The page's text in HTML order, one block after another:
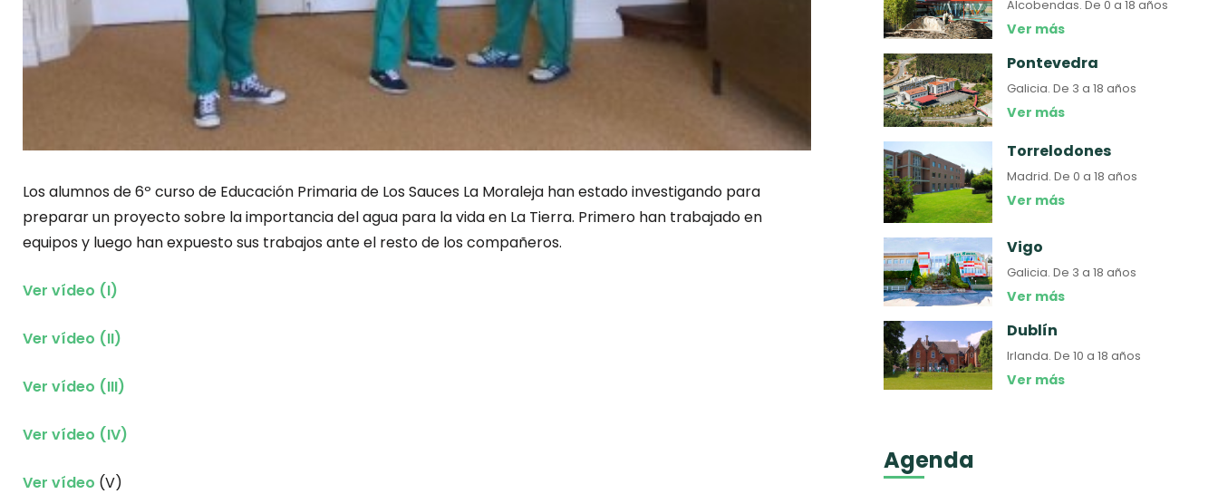
Los alumnos de 6º curso de Educación Primaria de Los Sauces La Moraleja han estado investigando para
preparar un proyecto sobre la importancia del agua para la vida en La Tierra. Primero han trabajado en
equipos y luego han expuesto sus trabajos ante el resto de los compañeros.
Ver vídeo (I)
Ver vídeo (II)
Ver vídeo (III)
Ver vídeo (IV)
Ver vídeo (V)
Alcobendas.De 0 a 18 años
Ver más
Pontevedra
Galicia.De 3 a 18 años
Ver más
Torrelodones
Madrid.De 0 a 18 años
Ver más
Vigo
Galicia.De 3 a 18 años
Ver más
Dublín
Irlanda.De 10 a 18 años
Ver más
Agenda